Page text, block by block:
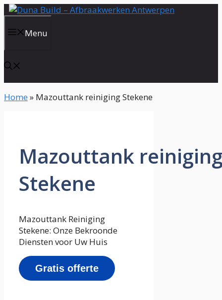
Spring
de
Menu
Home» Mazouttank reiniging Stekene
Mazouttank
Stekene
Mazouttank Reiniging
Stekene: Onze Bekroonde
Diensten voor Uw Huis
Gratis offerte